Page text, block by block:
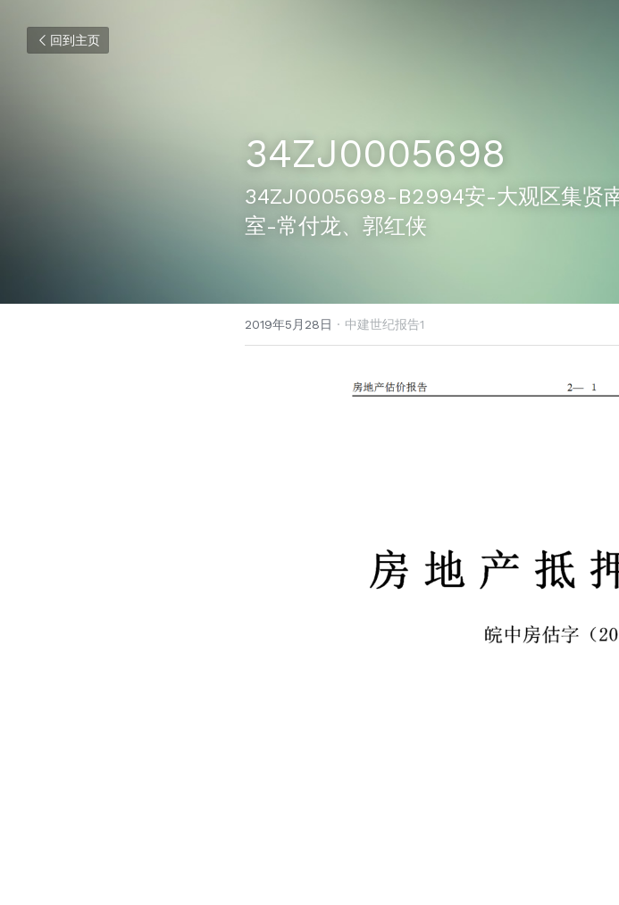
回到主页
34ZJ0005698
34ZJ0005698-B2994安-大观区集贤南
室-常付龙、郭红侠
2019年5月28日 · 中建世纪报告1